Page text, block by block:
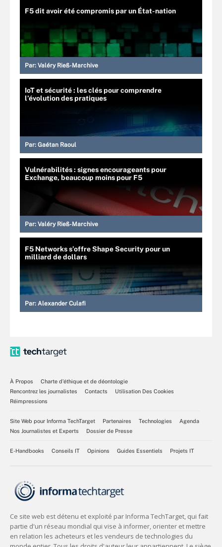
F5 dit avoir été compromis par un État-nation
Par: Valéry Rieß-Marchive
IoT et sécurité : les clés pour comprendre
l’évolution des pratiques
Par: Gaétan Raoul
Vulnérabilités : signes encourageants pour
Exchange, beaucoup moins pour F5
Par: Valéry Rieß-Marchive
F5 Networks s’offre Shape Security pour un
milliard de dollars
Par: Alexander Culafi
À Propos
Charte d’éthique et de déontologie
Rencontrez les journalistes
Contacts
Utilisation Des Cookies
Réimpressions
Site Web pour Informa TechTarget Partenaires Technologies
Agenda
Nos Journalistes et Experts
Dossier de Presse
E-Handbooks Conseils IT Opinions Guides Essentiels Projets IT